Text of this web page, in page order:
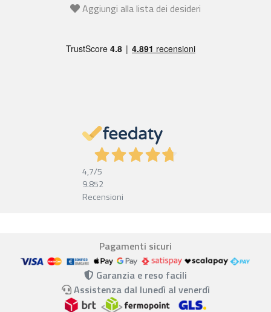
Aggiungi alla lista dei desideri
4,7/5
9.852
Recensioni
Pagamenti sicuri
Garanzia e reso facili
Assistenza dal lunedì al venerdì